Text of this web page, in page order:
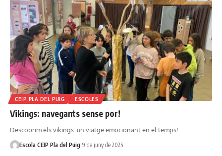
CEIP PLA DEL PUIG ESCOLES
Vikings: navegants sense por!
Descobrim els vikings: un viatge emocionant en el temps!
Escola CEIP Pla del Puig 9 de juny de 2025